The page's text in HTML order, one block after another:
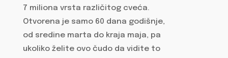
7 miliona vrsta različitog cveća.
Otvorena je samo 60 dana godišnje,
od sredine marta do kraja maja, pa
ukoliko želite ovo čudo da vidite to